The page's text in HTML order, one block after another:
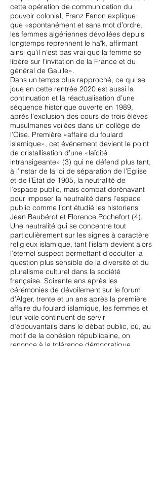
cette opération de communication du
pouvoir colonial, Franz Fanon explique
que «spontanément et sans mot d’ordre,
les femmes algériennes dévoilées depuis
longtemps reprennent le haïk, affirmant
ainsi qu’il n’est pas vrai que la femme se
libère sur l’invitation de la France et du
général de Gaulle».
Dans un temps plus rapproché, ce qui se
joue en cette rentrée 2020 est aussi la
continuation et la réactualisation d’une
séquence historique ouverte en 1989,
après l’exclusion des cours de trois élèves
musulmanes voilées dans un collège de
l’Oise. Première «affaire du foulard
islamique», cet événement devient le point
de cristallisation d’une «laïcité
intransigeante» (3) qui ne défend plus tant,
à l’instar de la loi de séparation de l’Eglise
et de l’Etat de 1905, la neutralité de
l’espace public, mais combat dorénavant
pour imposer la neutralité dans l’espace
public comme l’ont étudié les historiens
Jean Baubérot et Florence Rochefort (4).
Une neutralité qui se concentre tout
particulièrement sur les signes à caractère
religieux islamique, tant l’islam devient alors
l’éternel suspect permettant d’occulter la
question plus sensible de la diversité et du
pluralisme culturel dans la société
française. Soixante ans après les
cérémonies de dévoilement sur le forum
d’Alger, trente et un ans après la première
affaire du foulard islamique, les femmes et
leur voile continuent de servir
d’épouvantails dans le débat public, où, au
motif de la cohésion républicaine, on
renonce à la tolérance démocratique.